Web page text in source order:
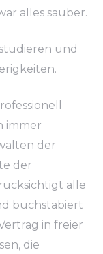
alles sauber.
und
immer
der
der
alle
buchstabiert
in freier
die